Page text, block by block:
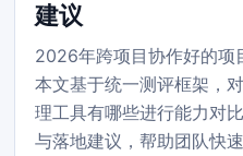
建议
2026年跨项目协作好的项
本文基于统一测评框架，
理工具有哪些进行能力对
与落地建议，帮助团队快